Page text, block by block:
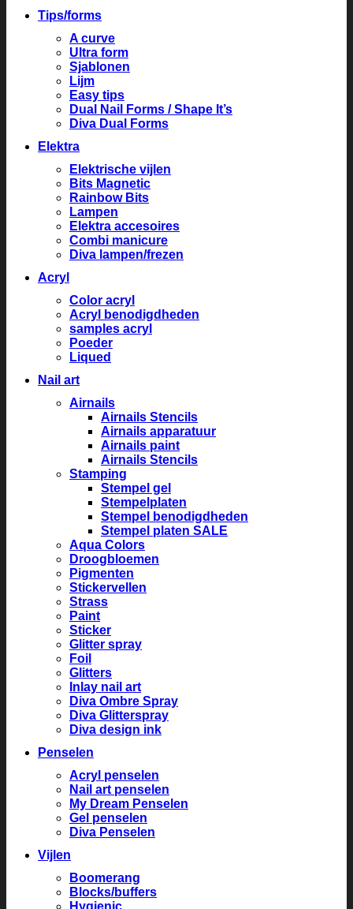
Tips/forms
A curve
Ultra form
Sjablonen
Lijm
Easy tips
Dual Nail Forms / Shape It’s
Diva Dual Forms
Elektra
Elektrische vijlen
Bits Magnetic
Rainbow Bits
Lampen
Elektra accesoires
Combi manicure
Diva lampen/frezen
Acryl
Color acryl
Acryl benodigdheden
samples acryl
Poeder
Liqued
Nail art
Airnails
Airnails Stencils
Airnails apparatuur
Airnails paint
Airnails Stencils
Stamping
Stempel gel
Stempelplaten
Stempel benodigdheden
Stempel platen SALE
Aqua Colors
Droogbloemen
Pigmenten
Stickervellen
Strass
Paint
Sticker
Glitter spray
Foil
Glitters
Inlay nail art
Diva Ombre Spray
Diva Glitterspray
Diva design ink
Penselen
Acryl penselen
Nail art penselen
My Dream Penselen
Gel penselen
Diva Penselen
Vijlen
Boomerang
Blocks/buffers
Hygienic